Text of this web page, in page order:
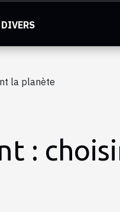
DIVERS
la planète
: